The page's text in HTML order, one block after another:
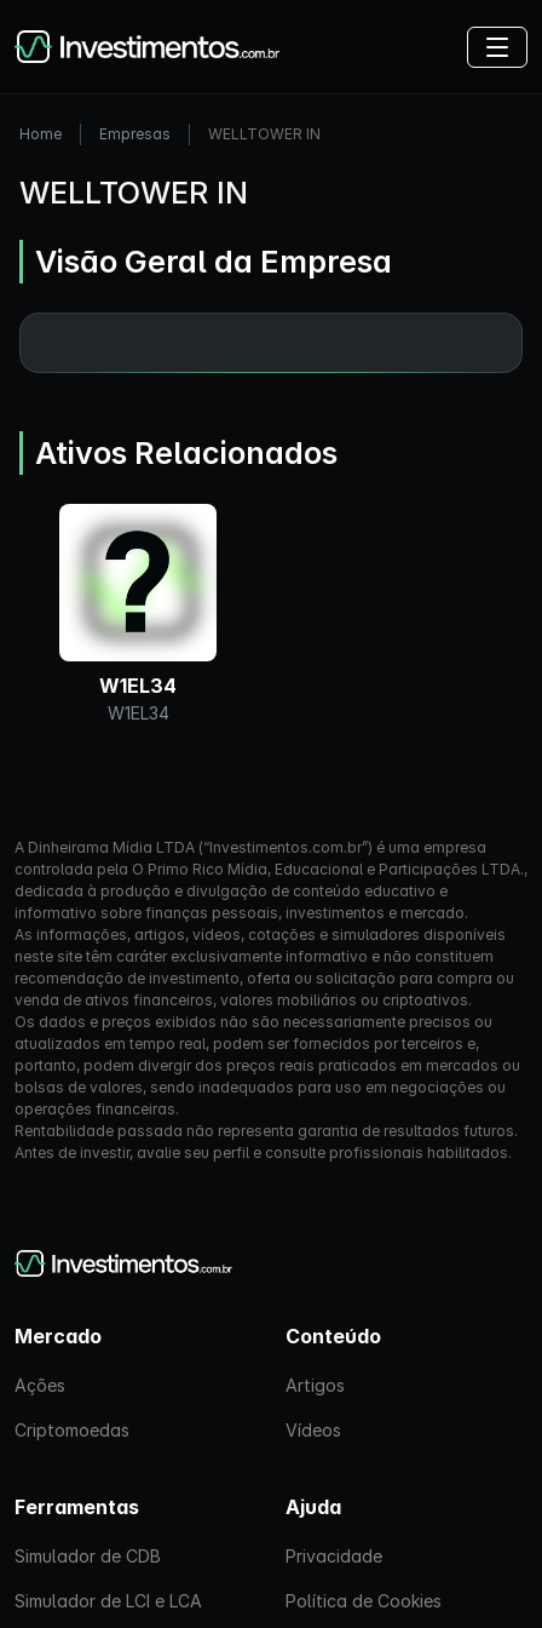
Home Empresas WELLTOWER IN
WELLTOWER IN
Visão Geral da Empresa
Ativos Relacionados
W1EL34
W1EL34
A Dinheirama Mídia LTDA (“Investimentos.com.br”) é uma empresa
controlada pela O Primo Rico Mídia, Educacional e Participações LTDA.,
dedicada à produção e divulgação de conteúdo educativo e
informativo sobre finanças pessoais, investimentos e mercado.
As informações, artigos, vídeos, cotações e simuladores disponíveis
neste site têm caráter exclusivamente informativo e não constituem
recomendação de investimento, oferta ou solicitação para compra ou
venda de ativos financeiros, valores mobiliários ou criptoativos.
Os dados e preços exibidos não são necessariamente precisos ou
atualizados em tempo real, podem ser fornecidos por terceiros e,
portanto, podem divergir dos preços reais praticados em mercados ou
bolsas de valores, sendo inadequados para uso em negociações ou
operações financeiras.
Rentabilidade passada não representa garantia de resultados futuros.
Antes de investir, avalie seu perfil e consulte profissionais habilitados.
Mercado
Ações
Criptomoedas
Conteúdo
Artigos
Vídeos
Ferramentas
Simulador de CDB
Simulador de LCI e LCA
Ajuda
Privacidade
Política de Cookies